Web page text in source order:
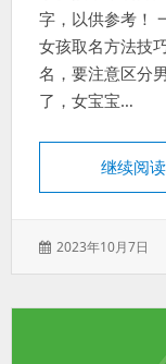
字，以供参考！
女孩取名方法技
名，要注意区分
了，女宝宝…
继续阅读
发
2023年10月7日